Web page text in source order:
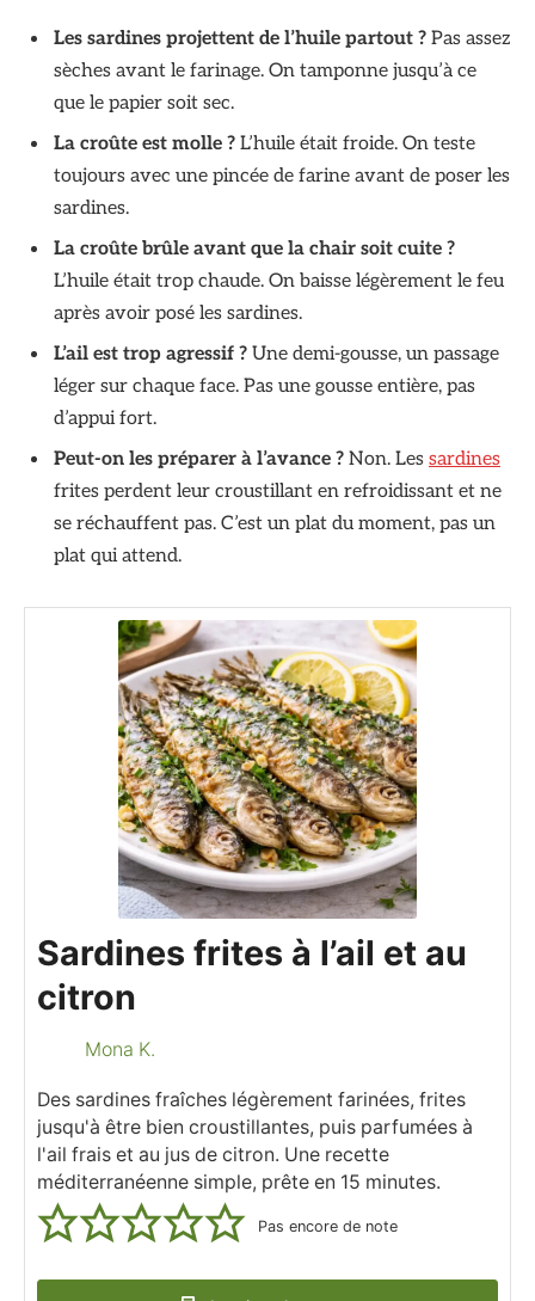
Les sardines projettent de l’huile partout ? Pas assez
sèches avant le farinage. On tamponne jusqu’à ce
que le papier soit sec.
La croûte est molle ? L’huile était froide. On teste
toujours avec une pincée de farine avant de poser les
sardines.
La croûte brûle avant que la chair soit cuite ?
L’huile était trop chaude. On baisse légèrement le feu
après avoir posé les sardines.
L’ail est trop agressif ? Une demi-gousse, un passage
léger sur chaque face. Pas une gousse entière, pas
d’appui fort.
Peut-on les préparer à l’avance ? Non. Les sardines
frites perdent leur croustillant en refroidissant et ne
se réchauffent pas. C’est un plat du moment, pas un
plat qui attend.
Sardines frites à l’ail et au
citron
Mona K.
Des sardines fraîches légèrement farinées, frites
jusqu'à être bien croustillantes, puis parfumées à
l'ail frais et au jus de citron. Une recette
méditerranéenne simple, prête en 15 minutes.
Pas encore de note